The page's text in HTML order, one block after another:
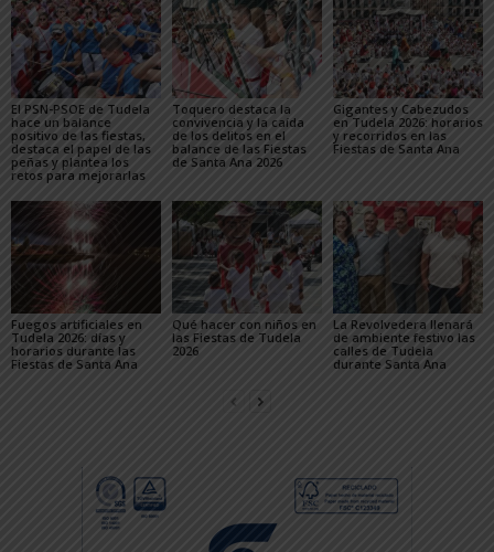
El PSN-PSOE de Tudela
hace un balance
positivo de las fiestas,
destaca el papel de las
peñas y plantea los
retos para mejorarlas
Toquero destaca la
convivencia y la caída
de los delitos en el
balance de las Fiestas
de Santa Ana 2026
Gigantes y Cabezudos
en Tudela 2026: horarios
y recorridos en las
Fiestas de Santa Ana
Fuegos artificiales en
Tudela 2026: días y
horarios durante las
Fiestas de Santa Ana
Qué hacer con niños en
las Fiestas de Tudela
2026
La Revolvedera llenará
de ambiente festivo las
calles de Tudela
durante Santa Ana